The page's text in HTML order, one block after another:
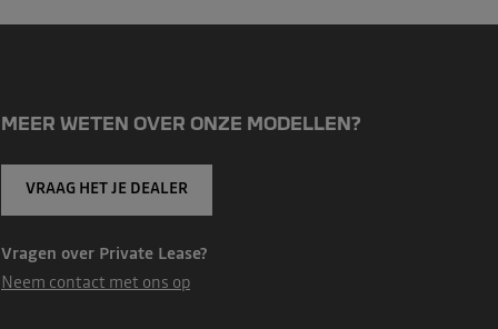
MEER WETEN OVER ONZE MODELLEN?
VRAAG HET JE DEALER
Vragen over Private Lease?
Neem contact met ons op